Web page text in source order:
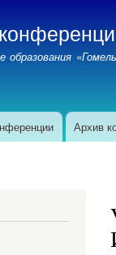
образования
Архив